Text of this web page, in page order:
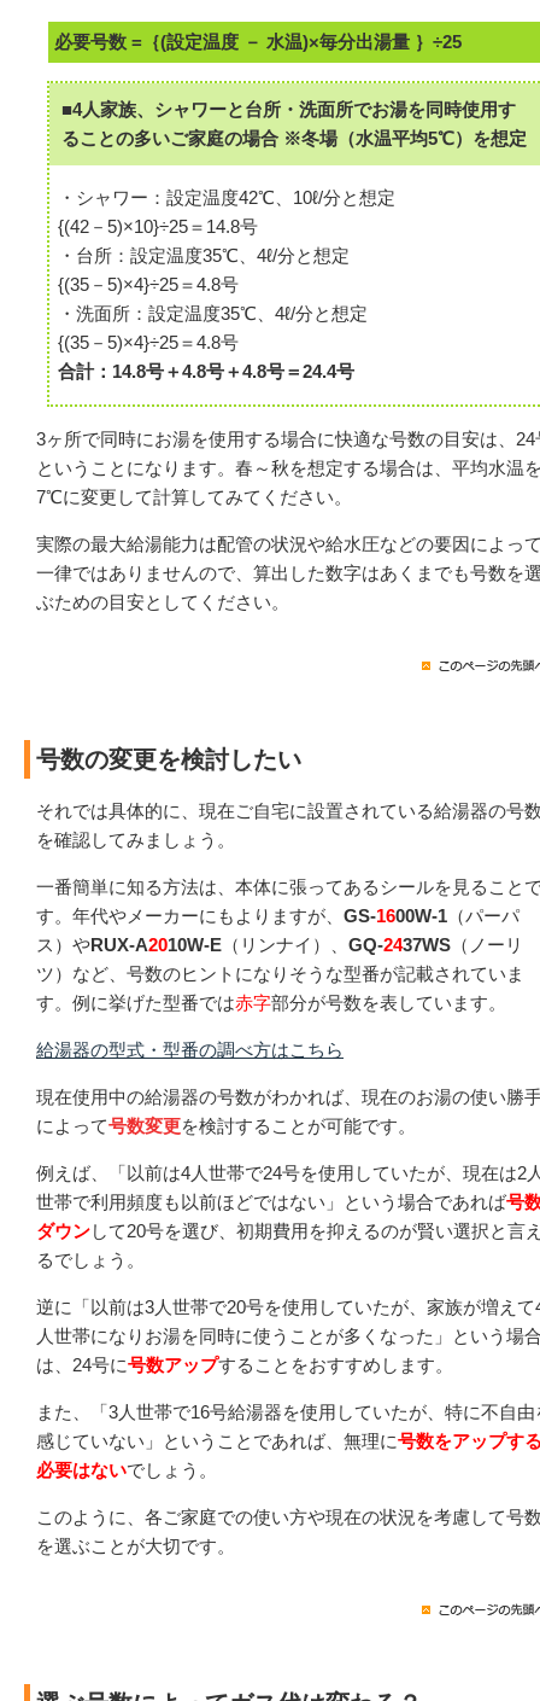
必要号数 =｛(設定温度 － 水温)×毎分出湯量 ｝÷25
■4人家族、シャワーと台所・洗面所でお湯を同時使用す
ることの多いご家庭の場合 ※冬場（水温平均5℃）を想定
・シャワー：設定温度42℃、10ℓ/分と想定
{(42－5)×10}÷25＝14.8号
・台所：設定温度35℃、4ℓ/分と想定
{(35－5)×4}÷25＝4.8号
・洗面所：設定温度35℃、4ℓ/分と想定
{(35－5)×4}÷25＝4.8号
合計：14.8号＋4.8号＋4.8号＝24.4号
3ヶ所で同時にお湯を使用する場合に快適な号数の目安は、24
ということになります。春～秋を想定する場合は、平均水温
7℃に変更して計算してみてください。
実際の最大給湯能力は配管の状況や給水圧などの要因によっ
一律ではありませんので、算出した数字はあくまでも号数を
ぶための目安としてください。
号数の変更を検討したい
それでは具体的に、現在ご自宅に設置されている給湯器の号
を確認してみましょう。
一番簡単に知る方法は、本体に張ってあるシールを見ること
す。年代やメーカーにもよりますが、 GS-1600W-1 （パーパ
ス）やRUX-A2010W-E （リンナイ）、 GQ-2437WS （ノーリ
ツ）など、号数のヒントになりそうな型番が記載されていま
す。例に挙げた型番では赤字部分が号数を表しています。
給湯器の型式・型番の調べ方はこちら
現在使用中の給湯器の号数がわかれば、現在のお湯の使い勝
によって号数変更を検討することが可能です。
例えば、「以前は4人世帯で24号を使用していたが、現在は2
世帯で利用頻度も以前ほどではない」という場合であれば号
ダウンして20号を選び、初期費用を抑えるのが賢い選択と言
るでしょう。
逆に「以前は3人世帯で20号を使用していたが、家族が増えて
人世帯になりお湯を同時に使うことが多くなった」という場
は、24号に号数アップすることをおすすめします。
また、「3人世帯で16号給湯器を使用していたが、特に不自由
感じていない」ということであれば、無理に号数をアップす
必要はないでしょう。
このように、各ご家庭での使い方や現在の状況を考慮して号
を選ぶことが大切です。